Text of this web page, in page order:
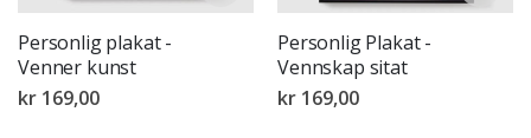
Personlig plakat -
Venner kunst
kr 169,00
Personlig Plakat -
Vennskap sitat
kr 169,00